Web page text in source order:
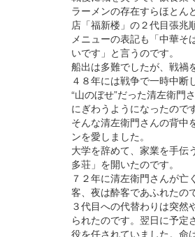
ラーメンの存在すらほとん
店「福新楼」の２代目張兆
メニューの表記も「中華
いです」と言うのです。
船出は多難でしたが、戦禍
４８年には戦争で一時中断
“山のぼせ”だった清左衛門
にぎわうようになったのです
そんな清左衛門さんの背中
ンを愛しました。
大学を辞めて、家業を手伝
多荘」を開いたのです。
７２年に清左衛門さんが
客、夜は酔客であふれたの
３代目への代替わりは突
られたのです。翌日に予定
役を任されていました。命